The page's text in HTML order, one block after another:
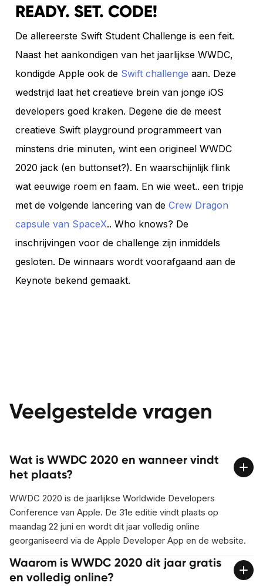
READY. SET. CODE!
De allereerste Swift Student Challenge is een feit.
Naast het aankondigen van het jaarlijkse WWDC,
kondigde Apple ook de Swift challenge aan. Deze
wedstrijd laat het creatieve brein van jonge iOS
developers goed kraken. Degene die de meest
creatieve Swift playground programmeert van
minstens drie minuten, wint een origineel WWDC
2020 jack (en buttonset?). En waarschijnlijk flink
wat eeuwige roem en faam. En wie weet.. een tripje
met de volgende lancering van de Crew Dragon
capsule van SpaceX.. Who knows? De
inschrijvingen voor de challenge zijn inmiddels
gesloten. De winnaars wordt voorafgaand aan de
Keynote bekend gemaakt.
Veelgestelde vragen
Wat is WWDC 2020 en wanneer vindt
het plaats?
WWDC 2020 is de jaarlijkse Worldwide Developers
Conference van Apple. De 31e editie vindt plaats op
maandag 22 juni en wordt dit jaar volledig online
georganiseerd via de Apple Developer App en de website.
Waarom is WWDC 2020 dit jaar gratis
en volledig online?